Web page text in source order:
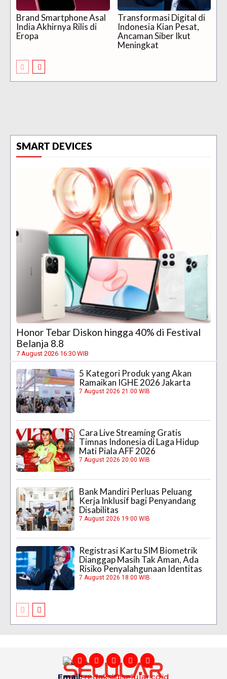
Brand Smartphone Asal
India Akhirnya Rilis di
Eropa
Transformasi Digital di
Indonesia Kian Pesat,
Ancaman Siber Ikut
Meningkat
SMART DEVICES
Honor Tebar Diskon hingga 40% di Festival
Belanja 8.8
7 August 2026 16:30 WIB
5 Kategori Produk yang Akan
Ramaikan IGHE 2026 Jakarta
7 August 2026 21:00 WIB
Cara Live Streaming Gratis
Timnas Indonesia di Laga Hidup
Mati Piala AFF 2026
7 August 2026 20:00 WIB
Bank Mandiri Perluas Peluang
Kerja Inklusif bagi Penyandang
Disabilitas
7 August 2026 19:00 WIB
Registrasi Kartu SIM Biometrik
Dianggap Masih Tak Aman, Ada
Risiko Penyalahgunaan Identitas
7 August 2026 18:00 WIB
Email:redaksi@selular.co.id